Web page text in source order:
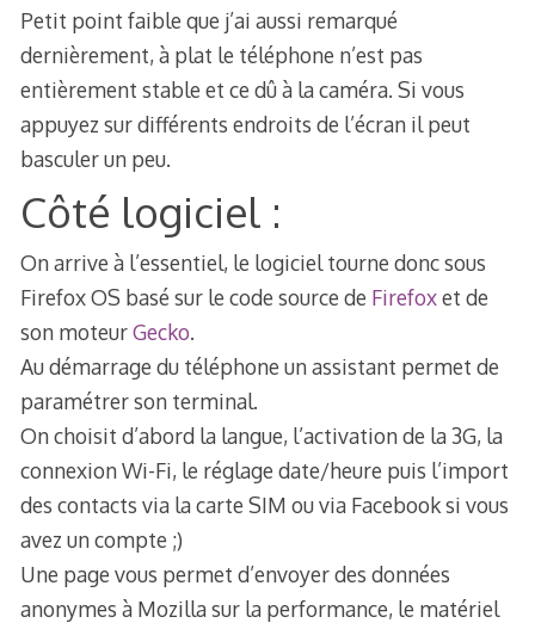
Petit point faible que j’ai aussi remarqué
dernièrement, à plat le téléphone n’est pas
entièrement stable et ce dû à la caméra. Si vous
appuyez sur différents endroits de l’écran il peut
basculer un peu.
Côté logiciel :
On arrive à l’essentiel, le logiciel tourne donc sous
Firefox OS basé sur le code source de Firefoxet de
son moteurGecko.
Au démarrage du téléphone un assistant permet de
paramétrer son terminal.
On choisit d’abord la langue, l’activation de la 3G, la
connexion Wi-Fi, le réglage date/heure puis l’import
des contacts via la carte SIM ou via Facebook si vous
avez un compte ;)
Une page vous permet d’envoyer des données
anonymes à Mozilla sur la performance, le matériel